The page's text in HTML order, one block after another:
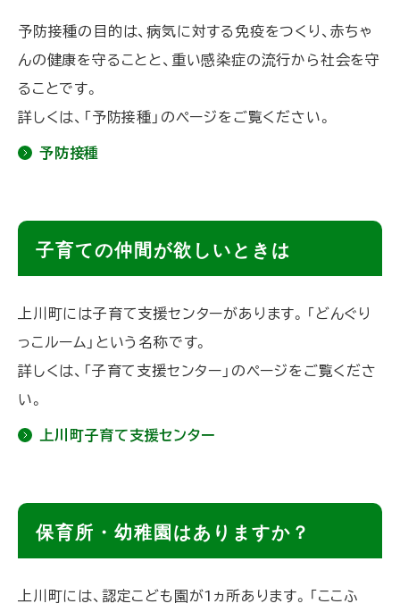
に
戻
る
予防接種の目的は、病気に対する免疫をつくり、赤ちゃ
んの健康を守ることと、重い感染症の流行から社会を守
ることです。
詳しくは、「予防接種」のページをご覧ください。
予防接種
に
戻
る
子育ての仲間が欲しいときは
上川町には子育て支援センターがあります。「どんぐり
っこルーム」という名称です。
詳しくは、「子育て支援センター」のページをご覧くださ
い。
上川町子育て支援センター
に
保育所・幼稚園はありますか？
上川町には、認定こども園が1ヵ所あります。「ここふ